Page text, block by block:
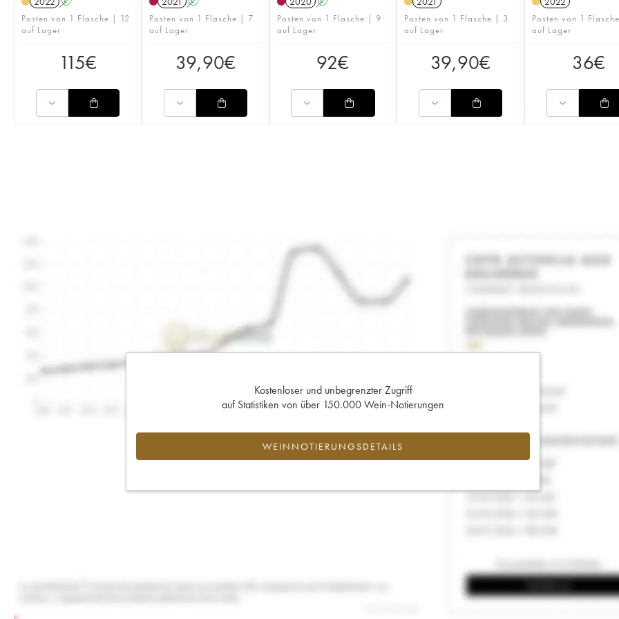
Posten von 1 Flasche | 12
auf Lager
115€
Posten von 1 Flasche | 7
auf Lager
39,90€
Posten von 1 Flasche | 9
auf Lager
92€
Posten von 1 Flasche | 3
auf Lager
39,90€
Posten von 1
auf Lager
36€
Kostenloser und unbegrenzter Zugriff
auf Statistiken von über 150.000 Wein-Notierungen
WEINNOTIERUNGSDETAILS